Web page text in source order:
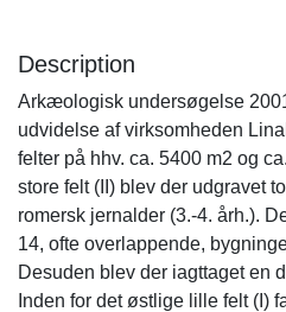
Description
Arkæologisk undersøgelse
udvidelse af virksomheden
felter på hhv. ca. 5400 m2 og
store felt (II) blev der udgravet
romersk jernalder (3.-4. årh.).
14, ofte overlappende,
Desuden blev der iagttaget en
Inden for det østlige lille felt (I)